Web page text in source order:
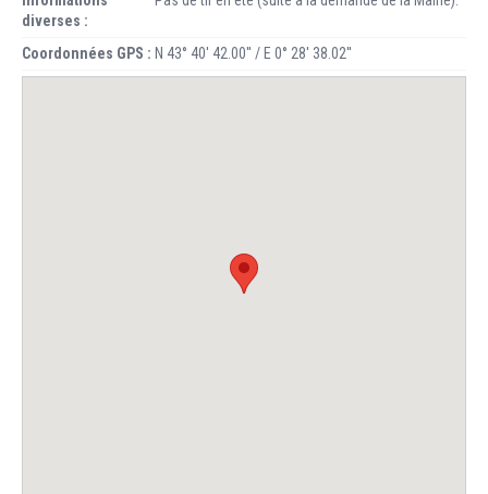
diverses :
Coordonnées GPS : N 43° 40' 42.00'' / E 0° 28' 38.02''